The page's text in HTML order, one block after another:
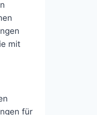
mit
für